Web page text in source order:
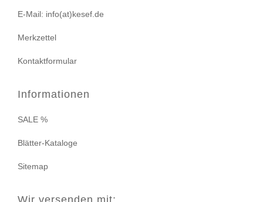
E-Mail: info(at)kesef.de
Merkzettel
Kontaktformular
Informationen
SALE %
Blätter-Kataloge
Sitemap
Wir versenden mit: